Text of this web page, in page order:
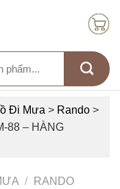
Đi Mưa > Rando >
88 – HÀNG
/ RANDO